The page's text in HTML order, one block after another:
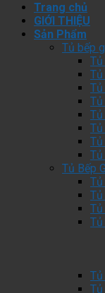
Trang chủ
GIỚI THIỆU
Sản Phẩm
Tủ bếp
Tủ
Tủ
Tủ
Tủ
Tủ
Tủ Bếp
Tủ